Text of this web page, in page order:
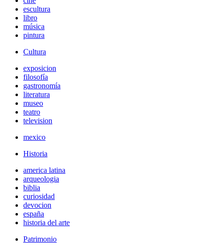
escultura
libro
música
pintura
Cultura
exposicion
filosofía
gastronomía
literatura
museo
teatro
television
mexico
Historia
america latina
arqueologia
biblia
curiosidad
devocion
españa
historia del arte
Patrimonio